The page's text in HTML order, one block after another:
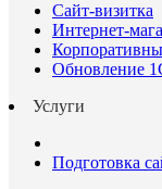
Сайт-визитка
Интернет-
Обновление
Услуги
Подготовка